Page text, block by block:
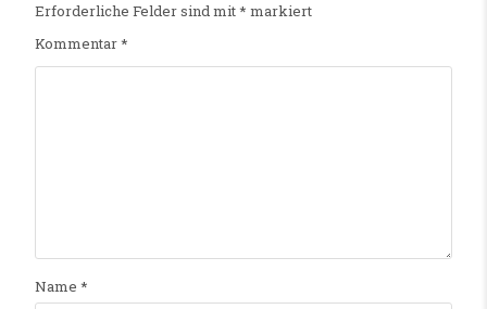
Erforderliche Felder sind mit* markiert
Kommentar*
Name *